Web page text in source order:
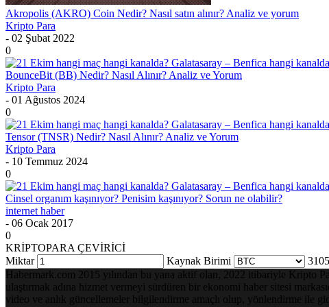
Akropolis (AKRO) Coin Nedir? Nasıl satın alınır? Analiz ve yorum
Kripto Para
- 02 Şubat 2022
0
BounceBit (BB) Nedir? Nasıl Alınır? Analiz ve Yorum
Kripto Para
- 01 Ağustos 2024
0
Tensor (TNSR) Nedir? Nasıl Alınır? Analiz ve Yorum
Kripto Para
- 10 Temmuz 2024
0
Cinsel organım kaşınıyor? Penisim kaşınıyor? Sorun ne olabilir?
internet haber
- 06 Ocak 2017
0
KRİPTOPARA ÇEVİRİCİ
Miktar
Kaynak Birimi
Habermark.com 2015 yılından bu yana aktif olan, 2022 itibariyle Kripto
ulaştırmak adına hizmet vermeyi sürdüren bir ekonomi haber sitesi
video ve anlık güncellemeler bilgilendirme amaçlı olup, yönlendirme ile